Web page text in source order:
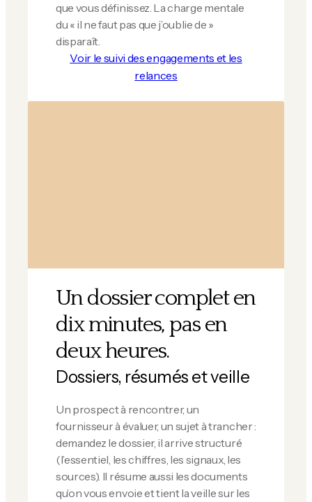
que vous définissez. La charge mentale
du « il ne faut pas que j’oublie de »
disparaît.
Voir le suivi des engagements et les
relances
Un dossier complet en
dix minutes, pas en
deux heures.
Dossiers, résumés et veille
Un prospect à rencontrer, un
fournisseur à évaluer, un sujet à trancher :
demandez le dossier, il arrive structuré
(l’essentiel, les chiffres, les signaux, les
sources). Il résume aussi les documents
qu’on vous envoie et tient la veille sur les